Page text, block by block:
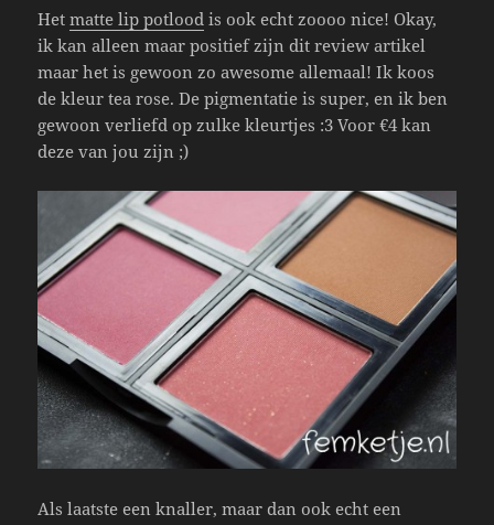
Hetmatte lip potlood is ook echt zoooo nice! Okay,
ik kan alleen maar positief zijn dit review artikel
maar het is gewoon zo awesome allemaal! Ik koos
de kleur tea rose. De pigmentatie is super, en ik ben
gewoon verliefd op zulke kleurtjes :3 Voor €4 kan
deze van jou zijn ;)
Als laatste een knaller, maar dan ook echt een